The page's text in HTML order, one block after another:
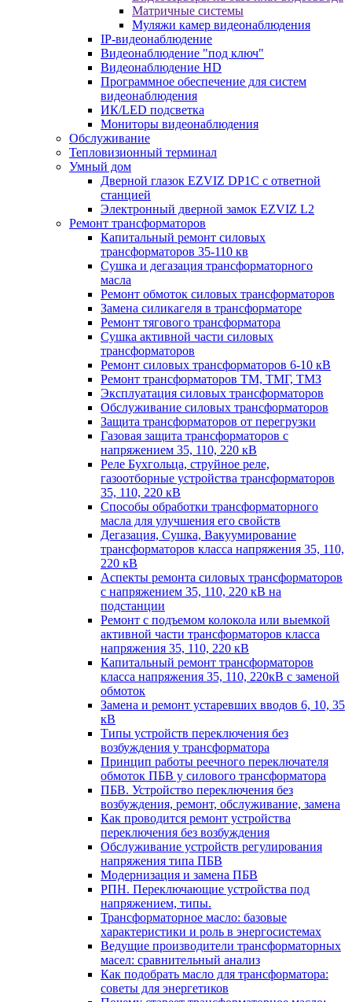
Матричные системы
Муляжи камер видеонаблюдения
IP-видеонаблюдение
Видеонаблюдение "под ключ"
Видеонаблюдение HD
Программное обеспечение для систем
видеонаблюдения
ИК/LED подсветка
Мониторы видеонаблюдения
Обслуживание
Тепловизионный терминал
Умный дом
Дверной глазок EZVIZ DP1C с ответной
станцией
Электронный дверной замок EZVIZ L2
Ремонт трансформаторов
Капитальный ремонт силовых
трансформаторов 35-110 кв
Сушка и дегазация трансформаторного
масла
Ремонт обмоток силовых трансформаторов
Замена силикагеля в трансформаторе
Ремонт тягового трансформатора
Сушка активной части силовых
трансформаторов
Ремонт силовых трансформаторов 6-10 кВ
Ремонт трансформаторов ТМ, ТМГ, ТМЗ
Эксплуатация силовых трансформаторов
Обслуживание силовых трансформаторов
Защита трансформаторов от перегрузки
Газовая защита трансформаторов с
напряжением 35, 110, 220 кВ
Реле Бухгольца, струйное реле,
газоотборные устройства трансформаторов
35, 110, 220 кВ
Способы обработки трансформаторного
масла для улучшения его свойств
Дегазация, Сушка, Вакуумирование
трансформаторов класса напряжения 35, 110,
220 кВ
Аспекты ремонта силовых трансформаторов
с напряжением 35, 110, 220 кВ на
подстанции
Ремонт с подъемом колокола или выемкой
активной части трансформаторов класса
напряжения 35, 110, 220 кВ
Капитальный ремонт трансформаторов
класса напряжения 35, 110, 220кВ с заменой
обмоток
Замена и ремонт устаревших вводов 6, 10, 35
кВ
Типы устройств переключения без
возбуждения у трансформатора
Принцип работы реечного переключателя
обмоток ПБВ у силового трансформатора
ПБВ. Устройство переключения без
возбуждения, ремонт, обслуживание, замена
Как проводится ремонт устройства
переключения без возбуждения
Обслуживание устройств регулирования
напряжения типа ПБВ
Модернизация и замена ПБВ
РПН. Переключающие устройства под
напряжением, типы.
Трансформаторное масло: базовые
характеристики и роль в энергосистемах
Ведущие производители трансформаторных
масел: сравнительный анализ
Как подобрать масло для трансформатора:
советы для энергетиков